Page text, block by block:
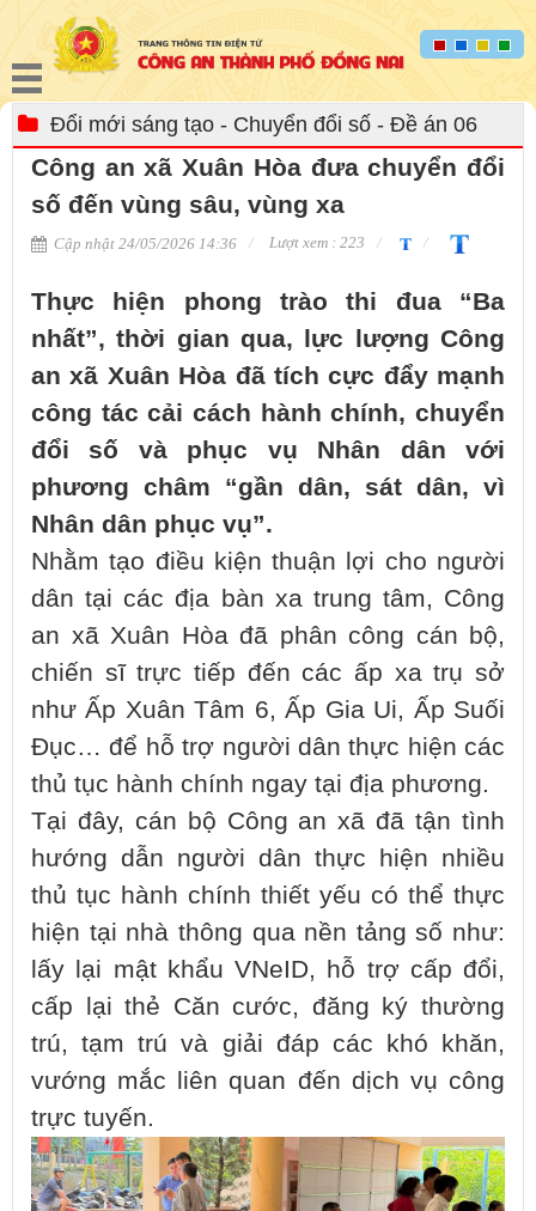
Đổi mới sáng tạo - Chuyển đổi số - Đề án 06
Công an xã Xuân Hòa đưa chuyển đổi
số đến vùng sâu, vùng xa
Cập nhật 24/05/2026 14:36 Lượt xem : 223
Thực hiện phong trào thi đua “Ba
nhất”, thời gian qua, lực lượng Công
an xã Xuân Hòa đã tích cực đẩy mạnh
công tác cải cách hành chính, chuyển
đổi số và phục vụ Nhân dân với
phương châm “gần dân, sát dân, vì
Nhân dân phục vụ”.
Nhằm tạo điều kiện thuận lợi cho người
dân tại các địa bàn xa trung tâm, Công
an xã Xuân Hòa đã phân công cán bộ,
chiến sĩ trực tiếp đến các ấp xa trụ sở
như Ấp Xuân Tâm 6, Ấp Gia Ui, Ấp Suối
Đục… để hỗ trợ người dân thực hiện các
thủ tục hành chính ngay tại địa phương.
Tại đây, cán bộ Công an xã đã tận tình
hướng dẫn người dân thực hiện nhiều
thủ tục hành chính thiết yếu có thể thực
hiện tại nhà thông qua nền tảng số như:
lấy lại mật khẩu VNeID, hỗ trợ cấp đổi,
cấp lại thẻ Căn cước, đăng ký thường
trú, tạm trú và giải đáp các khó khăn,
vướng mắc liên quan đến dịch vụ công
trực tuyến.